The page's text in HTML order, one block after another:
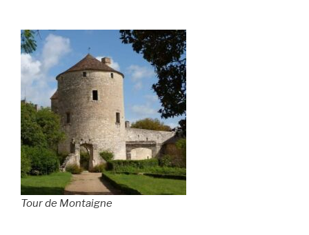
Tour de Montaigne